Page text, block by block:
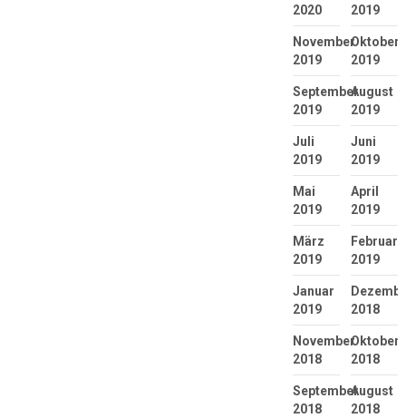
2020
2019
November
2019
Oktober
2019
September
2019
August
2019
Juli
2019
Juni
2019
Mai
2019
April
2019
März
2019
Februar
2019
Januar
2019
2018
November
2018
Oktober
2018
September
2018
August
2018